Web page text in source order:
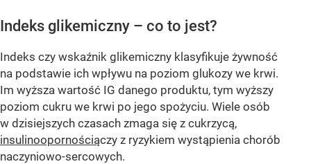
Indeks glikemiczny – co to jest?
Indeks czy wskaźnik glikemiczny klasyfikuje żywność
na podstawie ich wpływu na poziom glukozy we krwi.
Im wyższa wartość IG danego produktu, tym wyższy
poziom cukru we krwi po jego spożyciu. Wiele osób
w dzisiejszych czasach zmaga się z cukrzycą,
insulinoopornościączy z ryzykiem wystąpienia chorób
naczyniowo-sercowych.